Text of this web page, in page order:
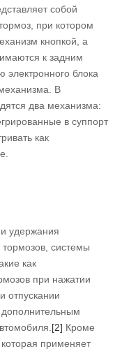
собой
при котором
кнопкой, а
к задним
электронного блока
В
два механизма:
в суппорт
как
удержания
системы
как
при нажатии
отпускании
дополнительным
[2] Кроме
применяет